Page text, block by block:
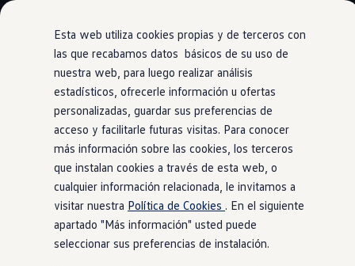
Esta web utiliza cookies propias y de terceros con
las que recabamos datos básicos de su uso de
nuestra web, para luego realizar análisis
estadísticos, ofrecerle información u ofertas
personalizadas, guardar sus preferencias de
acceso y facilitarle futuras visitas. Para conocer
más información sobre las cookies, los terceros
que instalan cookies a través de esta web, o
cualquier información relacionada, le invitamos a
visitar nuestra Política de Cookies . En el siguiente
apartado "Más información" usted puede
seleccionar sus preferencias de instalación.
Ir
directamente
al contenido
Ir
directamente
al pie de
página
Destacados Precios Colores Medidas
Nuevo ID. Polo: El eléctrico para todos
Nuevo ID. Cross 100% eléctrico
Modelos 7 plazas
Descubre el nuevo Golf GTI 50 Aniversario
Gama Deportiva
Gama SUV de Volkswagen
Ofertas y promociones
Precios Especiales
Renueva tu Volkswagen
Trae un amigo a Volkswagen Canarias
Financiación Volkswagen
Volkswagen Flex & Serenity
Renting
Vehículos de ocasión
Concursos Volkswagen
Clientes
Lane Assist and Side Assist
Mantente en el carril